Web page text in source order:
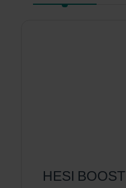
HESI BOOST